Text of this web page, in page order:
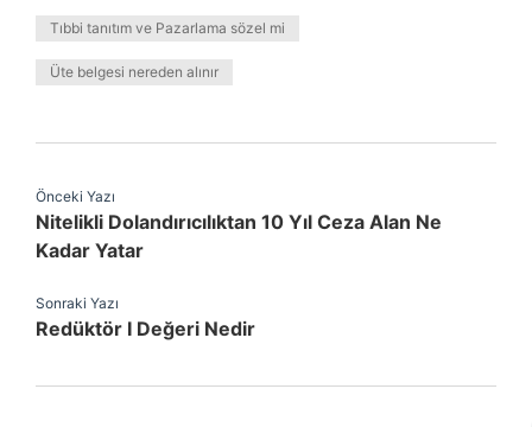
Tıbbi tanıtım ve Pazarlama sözel mi
Üte belgesi nereden alınır
Önceki Yazı
Nitelikli Dolandırıcılıktan 10 Yıl Ceza Alan Ne
Kadar Yatar
Sonraki Yazı
Redüktör I Değeri Nedir